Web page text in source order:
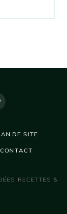
DE SITE
CONTACT
RECETTES &